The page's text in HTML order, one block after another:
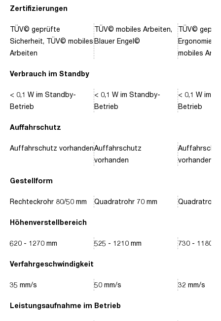
Zertifizierungen
Verbrauch im Standby
Auffahrschutz
Gestellform
Höhenverstellbereich
Verfahrgeschwindigkeit
Leistungsaufnahme im Betrieb
TÜV© geprüfte
Sicherheit, TÜV© mobiles
Arbeiten
< 0,1 W im Standby-
Betrieb
Auffahrschutz vorhanden
Rechteckrohr 80/50 mm
620 - 1270 mm
35 mm/s
TÜV© mobiles Arbeiten,
Blauer Engel©
< 0,1 W im Standby-
Betrieb
Auffahrschutz
vorhanden
Quadratrohr 70 mm
525 - 1210 mm
50 mm/s
TÜV©
Ergonomie,
mobiles
< 0,1 W im
Betrieb
vorhanden
Quadratrohr
730 - 1180
32 mm/s